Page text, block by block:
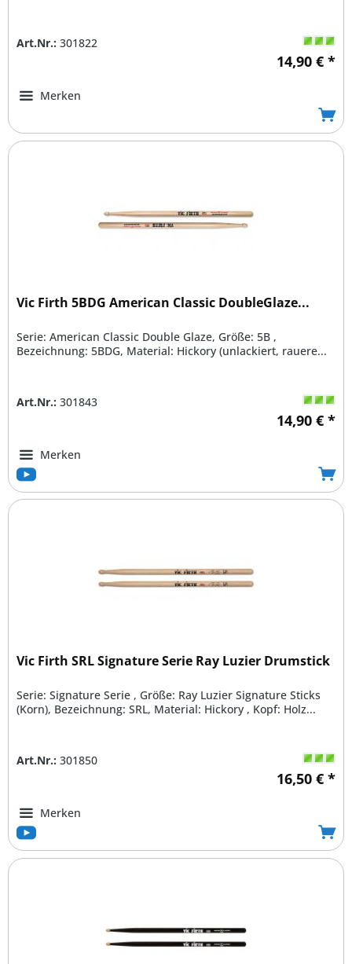
Art.Nr.: 301822
14,90 € *
Merken
Vic Firth 5BDG American Classic DoubleGlaze...
Serie: American Classic Double Glaze, Größe: 5B ,
Bezeichnung: 5BDG, Material: Hickory (unlackiert, rauere...
Art.Nr.: 301843
14,90 € *
Merken
Vic Firth SRL Signature Serie Ray Luzier Drumstick
Serie: Signature Serie , Größe: Ray Luzier Signature Sticks
(Korn), Bezeichnung: SRL, Material: Hickory , Kopf: Holz...
Art.Nr.: 301850
16,50 € *
Merken